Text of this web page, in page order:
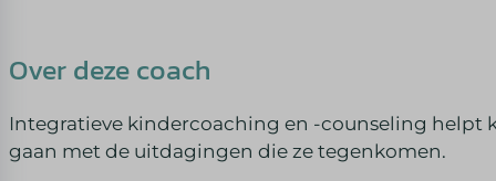
Over deze coach
Integratieve kindercoaching en -counseling helpt
gaan met de uitdagingen die ze tegenkomen.